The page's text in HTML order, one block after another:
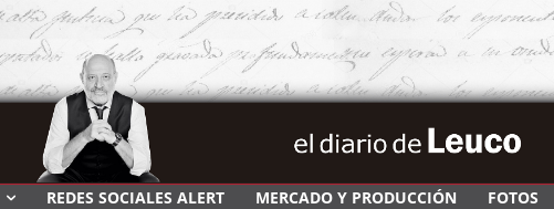
REDES SOCIALES ALERT MERCADO Y PRODUCCIÓN FOTOS